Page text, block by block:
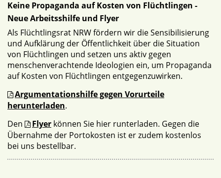
Keine Propaganda auf Kosten von Flüchtlingen -
Neue Arbeitsshilfe und Flyer
Als Flüchtlingsrat NRW fördern wir die Sensibilisierung
und Aufklärung der Öffentlichkeit über die Situation
von Flüchtlingen und setzen uns aktiv gegen
menschenverachtende Ideologien ein, um Propaganda
auf Kosten von Flüchtlingen entgegenzuwirken.
Argumentationshilfe gegen Vorurteile
herunterladen.
Den
Flyer können Sie hier runterladen. Gegen die
Übernahme der Portokosten ist er zudem kostenlos
bei uns bestellbar.